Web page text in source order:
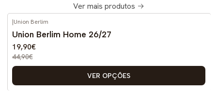
Ver mais produtos
-56%
DESCONTO
|Union Berlim
Union Berlim Home 26/27
19,90€
44,90€
VER OPÇÕES